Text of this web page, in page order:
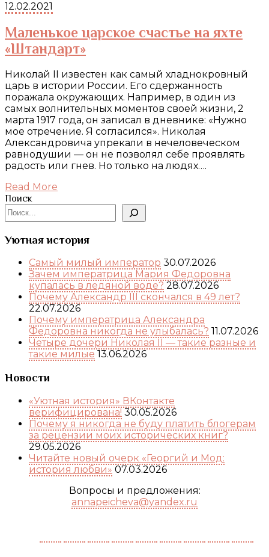
12.02.2021
Маленькое царское счастье на яхте
«Штандарт»
Николай II известен как самый хладнокровный
царь в истории России. Его сдержанность
поражала окружающих. Например, в один из
самых волнительных моментов своей жизни, 2
марта 1917 года, он записал в дневнике: «Нужно
мое отречение. Я согласился». Николая
Александровича упрекали в нечеловеческом
равнодушии — он не позволял себе проявлять
радость или гнев. Но только на людях….
Read More
Поиск
Уютная история
Самый милый император 30.07.2026
Зачем императрица Мария Федоровна
купалась в ледяной воде? 28.07.2026
Почему Александр III скончался в 49 лет?
22.07.2026
Почему императрица Александра
Федоровна никогда не улыбалась? 11.07.2026
Четыре дочери Николая II — такие разные и
такие милые 13.06.2026
Новости
«Уютная история» ВКонтакте
верифицирована! 30.05.2026
Почему я никогда не буду платить блогерам
за рецензии моих исторических книг?
29.05.2026
Читайте новый очерк «Георгий и Мод:
история любви» 07.03.2026
Вопросы и предложения:
annapeicheva@yandex.ru